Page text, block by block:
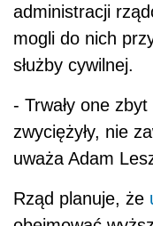
administracji
mogli do nich
służby cywilnej.
- Trwały one
zwyciężyły, nie
uważa Adam
Rząd planuje, że